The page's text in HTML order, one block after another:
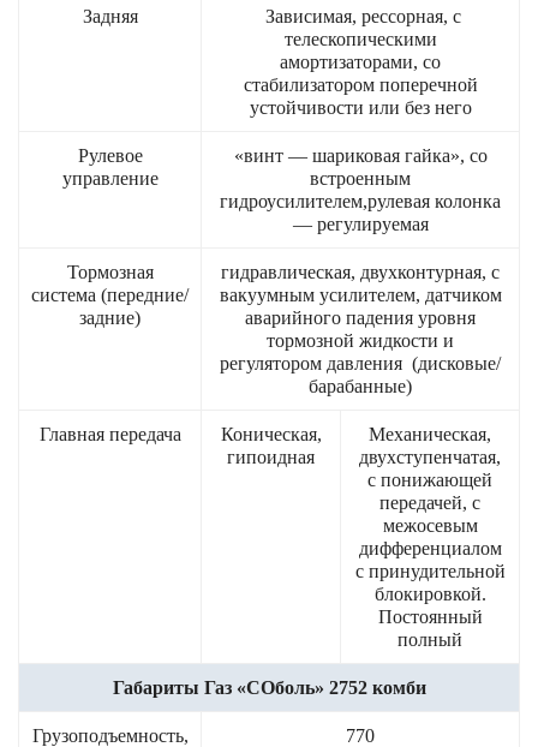
Задняя
Зависимая, рессорная, с
телескопическими
амортизаторами, со
стабилизатором поперечной
устойчивости или без него
Рулевое
управление
«винт — шариковая гайка», со
встроенным
гидроусилителем,рулевая колонка
— регулируемая
Тормозная
система (передние/
задние)
гидравлическая, двухконтурная, с
вакуумным усилителем, датчиком
аварийного падения уровня
тормозной жидкости и
регулятором давления (дисковые/
барабанные)
Главная передача
Коническая,
гипоидная
Механическая,
двухступенчатая,
с понижающей
передачей, с
межосевым
дифференциалом
с принудительной
блокировкой.
Постоянный
полный
Габариты Газ «СОболь» 2752 комби
Грузоподъемность,
770